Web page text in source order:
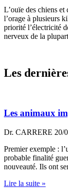
L’ouïe des chiens et
l’orage à plusieurs
priorité l’électricité
nerveux de la
Les
Les animaux
Dr. CARRERE 20/
Premier exemple :
probable finalité
nouveauté. Ils ont
Lire la suite »